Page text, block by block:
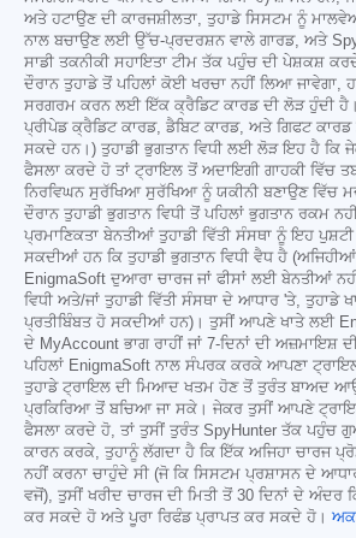
ਅਤੇ ਹਟਾਉਣ ਦੀ ਕਾਰਜਸ਼ੀਲਤਾ, ਤੁਹਾਡੇ ਸਿਸਟਮ ਨੂੰ
ਨਾਲ ਬਚਾਉਣ ਲਈ ਉੱਚ-ਪ੍ਰਦਰਸ਼ਨ ਵਾਲੇ ਗਾਰਡ, ਅਤੇ
ਸਾਡੀ ਤਕਨੀਕੀ ਸਹਾਇਤਾ ਟੀਮ ਤੱਕ ਪਹੁੰਚ ਦੀ ਪੇਸ਼ਕਸ਼
ਦੌਰਾਨ ਤੁਹਾਡੇ ਤੋਂ ਪਹਿਲਾਂ ਕੋਈ ਖਰਚਾ ਨਹੀਂ ਲਿਆ ਜਾਵੇਗਾ,
ਸਰਗਰਮ ਕਰਨ ਲਈ ਇੱਕ ਕ੍ਰੈਡਿਟ ਕਾਰਡ ਦੀ ਲੋੜ ਹੁੰਦੀ
ਪ੍ਰੀਪੇਡ ਕ੍ਰੈਡਿਟ ਕਾਰਡ, ਡੈਬਿਟ ਕਾਰਡ, ਅਤੇ ਗਿਫਟ ਕਾਰਡ
ਸਕਦੇ ਹਨ।) ਤੁਹਾਡੀ ਭੁਗਤਾਨ ਵਿਧੀ ਲਈ ਲੋੜ ਇਹ ਹੈ ਕਿ
ਫੈਸਲਾ ਕਰਦੇ ਹੋ ਤਾਂ ਟ੍ਰਾਇਲ ਤੋਂ ਅਦਾਇਗੀ ਗਾਹਕੀ ਵਿੱਚ
ਨਿਰਵਿਘਨ ਸੁਰੱਖਿਆ ਸੁਰੱਖਿਆ ਨੂੰ ਯਕੀਨੀ ਬਣਾਉਣ ਵਿੱਚ
ਦੌਰਾਨ ਤੁਹਾਡੀ ਭੁਗਤਾਨ ਵਿਧੀ ਤੋਂ ਪਹਿਲਾਂ ਭੁਗਤਾਨ ਰਕਮ
ਪ੍ਰਮਾਣਿਕਤਾ ਬੇਨਤੀਆਂ ਤੁਹਾਡੀ ਵਿੱਤੀ ਸੰਸਥਾ ਨੂੰ ਇਹ
ਸਕਦੀਆਂ ਹਨ ਕਿ ਤੁਹਾਡੀ ਭੁਗਤਾਨ ਵਿਧੀ ਵੈਧ ਹੈ
EnigmaSoft ਦੁਆਰਾ ਚਾਰਜ ਜਾਂ ਫੀਸਾਂ ਲਈ ਬੇਨਤੀਆਂ
ਵਿਧੀ ਅਤੇ/ਜਾਂ ਤੁਹਾਡੀ ਵਿੱਤੀ ਸੰਸਥਾ ਦੇ ਆਧਾਰ 'ਤੇ, ਤੁਹਾਡੇ
ਪ੍ਰਤੀਬਿੰਬਤ ਹੋ ਸਕਦੀਆਂ ਹਨ)। ਤੁਸੀਂ ਆਪਣੇ ਖਾਤੇ ਲਈ
ਦੇ MyAccount ਭਾਗ ਰਾਹੀਂ ਜਾਂ 7-ਦਿਨਾਂ ਦੀ
ਪਹਿਲਾਂ EnigmaSoft ਨਾਲ ਸੰਪਰਕ ਕਰਕੇ ਆਪਣਾ
ਤੁਹਾਡੇ ਟ੍ਰਾਇਲ ਦੀ ਮਿਆਦ ਖਤਮ ਹੋਣ ਤੋਂ ਤੁਰੰਤ ਬਾਅਦ
ਪ੍ਰਕਿਰਿਆ ਤੋਂ ਬਚਿਆ ਜਾ ਸਕੇ। ਜੇਕਰ ਤੁਸੀਂ ਆਪਣੇ
ਫੈਸਲਾ ਕਰਦੇ ਹੋ, ਤਾਂ ਤੁਸੀਂ ਤੁਰੰਤ SpyHunter ਤੱਕ ਪਹੁੰਚ
ਕਾਰਨ ਕਰਕੇ, ਤੁਹਾਨੂੰ ਲੱਗਦਾ ਹੈ ਕਿ ਇੱਕ ਅਜਿਹਾ ਚਾਰਜ
ਨਹੀਂ ਕਰਨਾ ਚਾਹੁੰਦੇ ਸੀ (ਜੋ ਕਿ ਸਿਸਟਮ ਪ੍ਰਸ਼ਾਸਨ ਦੇ
ਵਜੋਂ), ਤੁਸੀਂ ਖਰੀਦ ਚਾਰਜ ਦੀ ਮਿਤੀ ਤੋਂ 30 ਦਿਨਾਂ ਦੇ ਅੰਦਰ
ਕਰ ਸਕਦੇ ਹੋ ਅਤੇ ਪੂਰਾ ਰਿਫੰਡ ਪ੍ਰਾਪਤ ਕਰ ਸਕਦੇ ਹੋ।